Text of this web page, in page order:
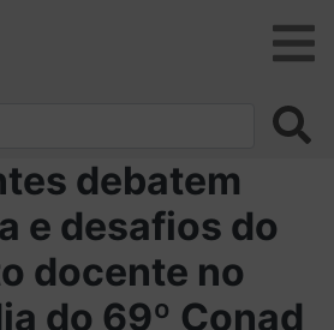
debatem
e desafios do
docente no
do 69º Conad